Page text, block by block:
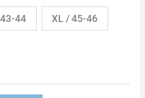
44 XL / 45-46